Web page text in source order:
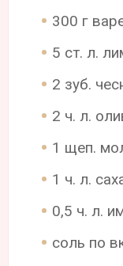
300 г
5 ст. л.
2 зуб.
2 ч. л.
1 щеп.
1 ч. л.
0,5 ч. л.
соль по